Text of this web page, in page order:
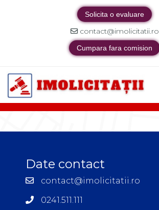
Solicita o evaluare
contact@imolicitatii.ro
Cumpara fara comision
Date contact
contact@imolicitatii.ro
0241.511.111